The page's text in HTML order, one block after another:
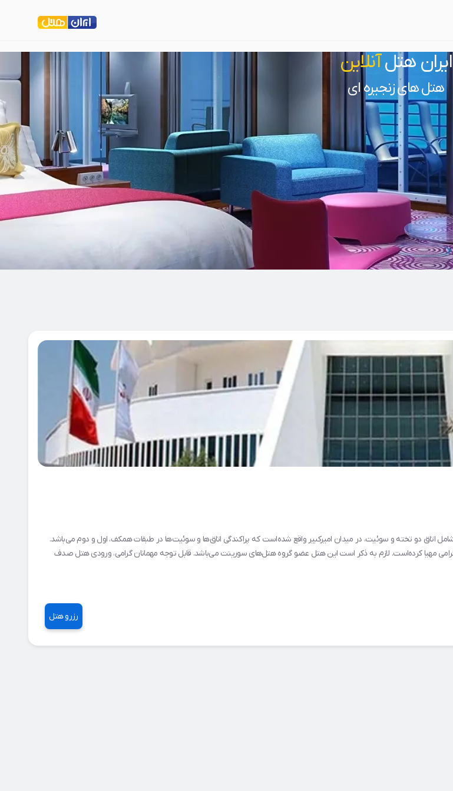
ایران هتلآنلاین
هتل های زنجیره ای
سال 1375 ساخته شد. این هتل در 2 طبقه و جمعاً با 55 واحد اقامتی شامل اتاق دو تخته و سوئیت، در میدان امیرکبیر واقع شده‌است که پراکندگی اتاق‌ها و سوئیت‌ها در طبقات همکف، اول و دوم می‌باشد.
گرامی مهیا کرده‌است. لازم به ذکر است این هتل عضو گروه هتل‌های سورینت می‌باشد. قابل توجه مهمانان گرامی، ورودی هتل صدف
رزرو هتل